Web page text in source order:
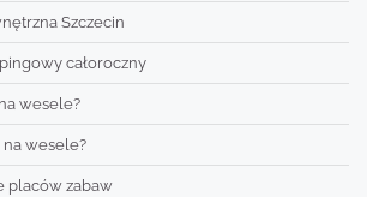
Szczecin
całoroczny
wesele?
na wesele?
placów zabaw